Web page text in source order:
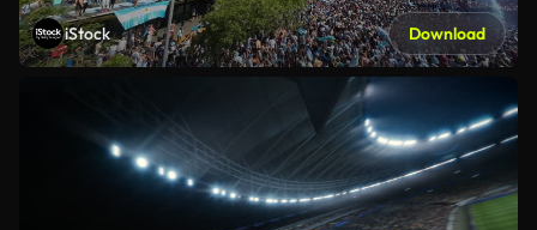
iStock Download